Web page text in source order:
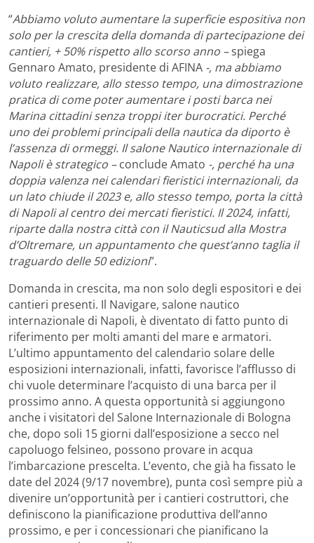
“Abbiamo voluto aumentare la superficie espositiva non
solo per la crescita della domanda di partecipazione dei
cantieri, + 50% rispetto allo scorso anno –spiega
Gennaro Amato, presidente di AFINA -, ma abbiamo
voluto realizzare, allo stesso tempo, una dimostrazione
pratica di come poter aumentare i posti barca nei
Marina cittadini senza troppi iter burocratici. Perché
uno dei problemi principali della nautica da diporto è
l’assenza di ormeggi. Il salone Nautico internazionale di
Napoli è strategico –conclude Amato -, perché ha una
doppia valenza nei calendari fieristici internazionali, da
un lato chiude il 2023 e, allo stesso tempo, porta la città
di Napoli al centro dei mercati fieristici. Il 2024, infatti,
riparte dalla nostra città con il Nauticsud alla Mostra
d’Oltremare, un appuntamento che quest’anno taglia il
traguardo delle 50 edizioni”.
Domanda in crescita, ma non solo degli espositori e dei
cantieri presenti. Il Navigare, salone nautico
internazionale di Napoli, è diventato di fatto punto di
riferimento per molti amanti del mare e armatori.
L’ultimo appuntamento del calendario solare delle
esposizioni internazionali, infatti, favorisce l’afflusso di
chi vuole determinare l’acquisto di una barca per il
prossimo anno. A questa opportunità si aggiungono
anche i visitatori del Salone Internazionale di Bologna
che, dopo soli 15 giorni dall’esposizione a secco nel
capoluogo felsineo, possono provare in acqua
l’imbarcazione prescelta. L’evento, che già ha fissato le
date del 2024 (9/17 novembre), punta così sempre più a
divenire un’opportunità per i cantieri costruttori, che
definiscono la pianificazione produttiva dell’anno
prossimo, e per i concessionari che pianificano la